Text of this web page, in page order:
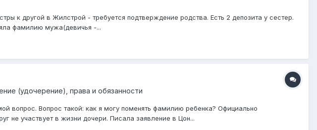
к другой в Жилстрой - требуется подтверждение родства. Есть 2 депозита у сестер.
фамилию мужа(девичья -...
(удочерение), права и обязанности
вопрос. Вопрос такой: как я могу поменять фамилию ребенка? Официально
не участвует в жизни дочери. Писала заявление в Цон...